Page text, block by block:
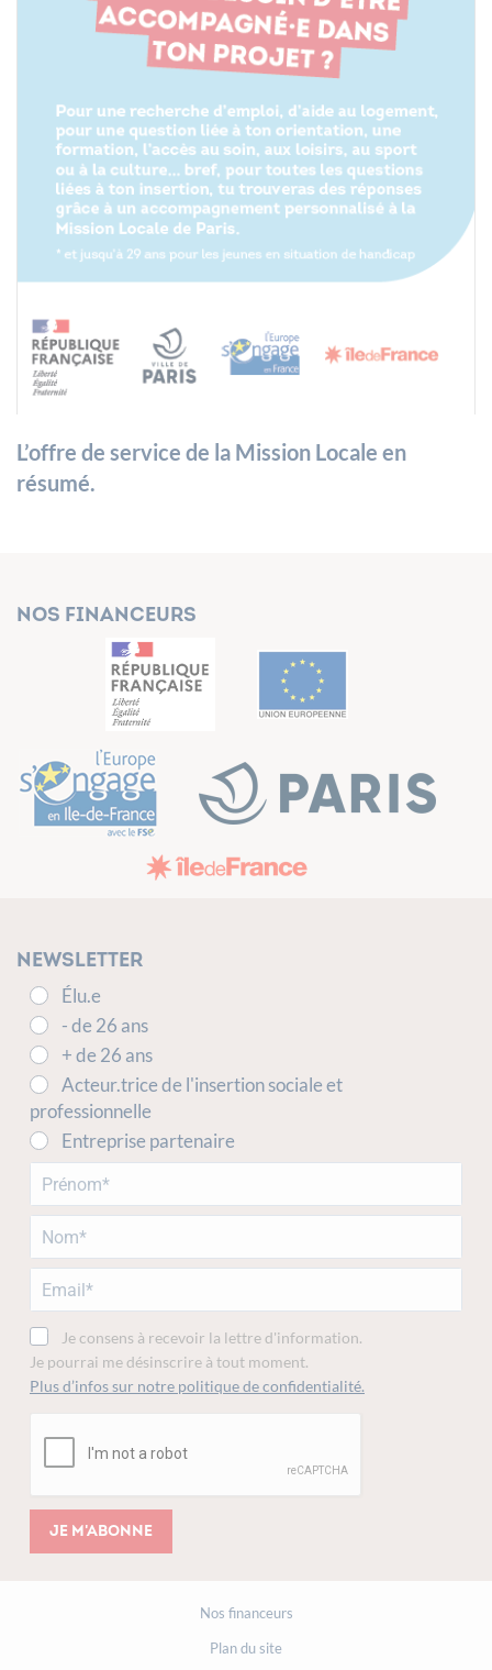
L’offre de service de la Mission Locale en
résumé.
Nos financeurs
Newsletter
Élu.e
- de 26 ans
+ de 26 ans
Acteur.trice de l'insertion sociale et
professionnelle
Entreprise partenaire
Je consens à recevoir la lettre d'information.
Je pourrai me désinscrire à tout moment.
Plus d’infos sur notre politique de confidentialité.
Je m'abonne
Nos financeurs
Plan du site